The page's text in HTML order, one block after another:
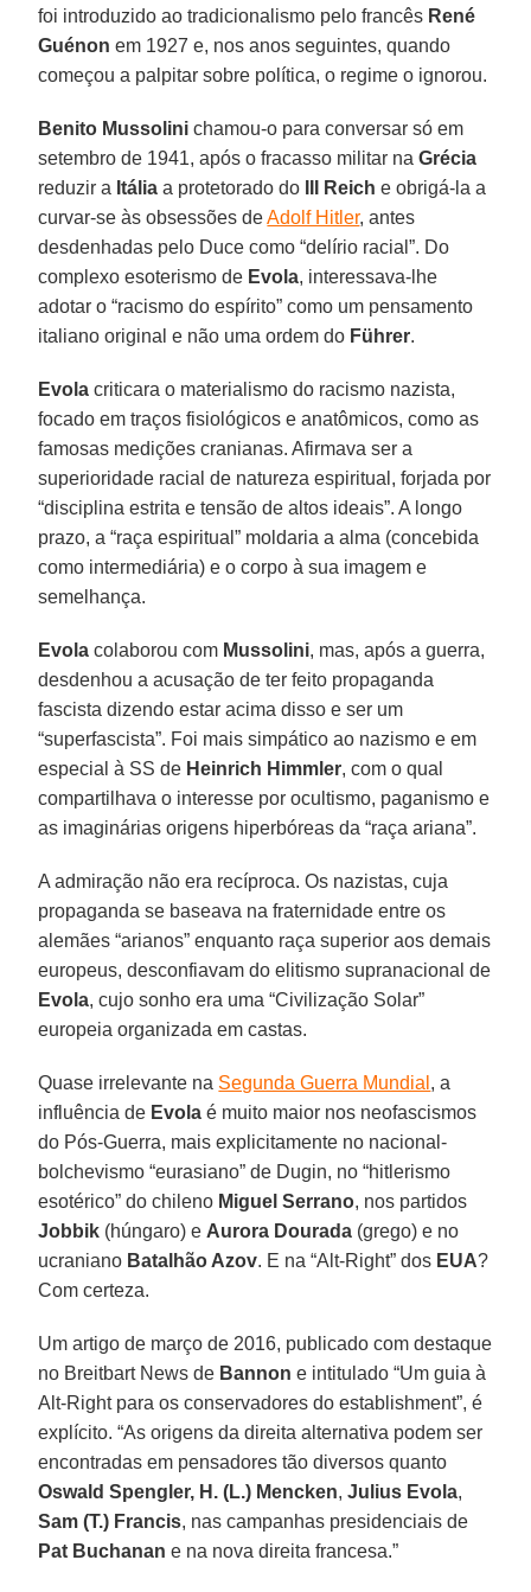
foi introduzido ao tradicionalismo pelo francês René
Guénon em 1927 e, nos anos seguintes, quando
começou a palpitar sobre política, o regime o ignorou.
Benito Mussolini chamou-o para conversar só em
setembro de 1941, após o fracasso militar naGrécia
reduzir a Itália a protetorado do III Reich e obrigá-la a
curvar-se às obsessões deAdolf Hitler, antes
desdenhadas pelo Duce como “delírio racial”. Do
complexo esoterismo de Evola, interessava-lhe
adotar o “racismo do espírito” como um pensamento
italiano original e não uma ordem do Führer.
Evola criticara o materialismo do racismo nazista,
focado em traços fisiológicos e anatômicos, como as
famosas medições cranianas. Afirmava ser a
superioridade racial de natureza espiritual, forjada por
“disciplina estrita e tensão de altos ideais”. A longo
prazo, a “raça espiritual” moldaria a alma (concebida
como intermediária) e o corpo à sua imagem e
semelhança.
Evola colaborou com Mussolini, mas, após a guerra,
desdenhou a acusação de ter feito propaganda
fascista dizendo estar acima disso e ser um
“superfascista”. Foi mais simpático ao nazismo e em
especial à SS de Heinrich Himmler, com o qual
compartilhava o interesse por ocultismo, paganismo e
as imaginárias origens hiperbóreas da “raça ariana”.
A admiração não era recíproca. Os nazistas, cuja
propaganda se baseava na fraternidade entre os
alemães “arianos” enquanto raça superior aos demais
europeus, desconfiavam do elitismo supranacional de
Evola, cujo sonho era uma “Civilização Solar”
europeia organizada em castas.
Quase irrelevante na Segunda Guerra Mundial , a
influência de Evola é muito maior nos neofascismos
do Pós-Guerra, mais explicitamente no nacional-
bolchevismo “eurasiano” de Dugin, no “hitlerismo
esotérico” do chileno Miguel Serrano, nos partidos
Jobbik (húngaro) e Aurora Dourada (grego) e no
ucraniano Batalhão Azov. E na “Alt-Right” dos EUA?
Com certeza.
Um artigo de março de 2016, publicado com destaque
no Breitbart News de Bannon e intitulado “Um guia à
Alt-Right para os conservadores do establishment”, é
explícito. “As origens da direita alternativa podem ser
encontradas em pensadores tão diversos quanto
Oswald Spengler, H. (L.) Mencken,Julius Evola,
Sam (T.) Francis, nas campanhas presidenciais de
Pat Buchanan e na nova direita francesa.”